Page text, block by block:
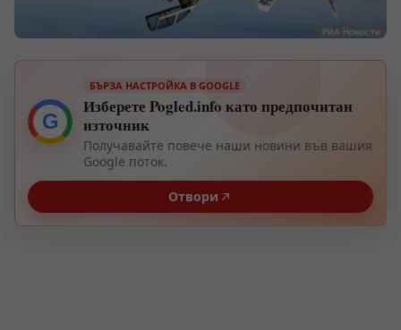
G
БЪРЗА НАСТРОЙКА В GOOGLE
Изберете Pogled.info като предпочитан
източник
Получавайте повече наши новини във вашия
Google поток.
Отвори